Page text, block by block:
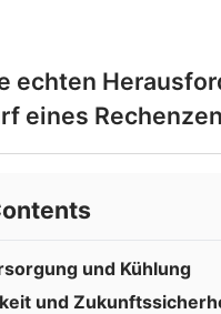
echten
eines
und Kühlung
und